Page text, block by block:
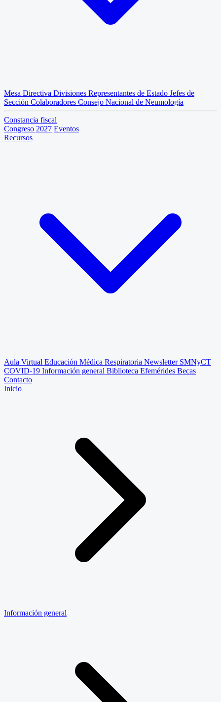
Mesa Directiva Divisiones Representantes de Estado Jefes de
Sección Colaboradores Consejo Nacional de Neumología
Constancia fiscal
Congreso 2027 Eventos
Recursos
Aula Virtual Educación Médica Respiratoria Newsletter SMNyCT
COVID-19 Información general Biblioteca Efemérides Becas
Contacto
Inicio
Información general